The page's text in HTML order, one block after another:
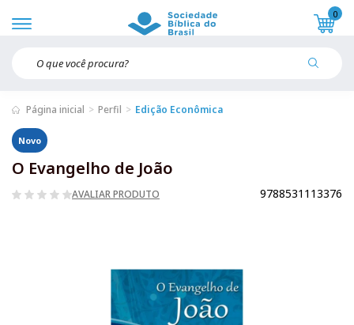
0
Página inicial Perfil Edição Econômica
Novo
O Evangelho de João
AVALIAR PRODUTO 9788531113376